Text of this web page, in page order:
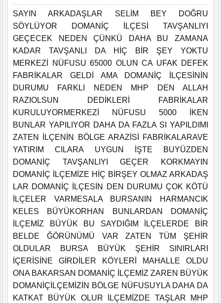
SAYIN ARKADAŞLAR SELİM BEY DOĞRU
SÖYLÜYOR DOMANİÇ İLÇESİ TAVŞANLIYI
GEÇECEK NEDEN ÇÜNKÜ DAHA BU ZAMANA
KADAR TAVŞANLI DA HİÇ BİR ŞEY YOKTU
MERKEZİ NÜFUSU 65000 OLUN CA UFAK DEFEK
FABRİKALAR GELDİ AMA DOMANİÇ İLÇESİNİN
DURUMU FARKLI NEDEN MHP DEN ALLAH
RAZIOLSUN DEDİKLERİ FABRİKALAR
KURULUYORMERKEZİ NÜFUSU 5000 İKEN
BUNLAR YAPILIYOR DAHA DA FAZLA SI YAPILDIMI
ZATEN İLÇENİN BÖLGE ARAZİSİ FABRİKALARAVE
YATIRIM CILARA UYGUN İŞTE BUYÜZDEN
DOMANİÇ TAVŞANLIYI GEÇER KORKMAYIN
DOMANİÇ İLÇEMİZE HİÇ BİRŞEY OLMAZ ARKADAŞ
LAR DOMANİÇ İLÇESİN DEN DURUMU ÇOK KÖTÜ
İLÇELER VARMESALA BURSANIN HARMANCIK
KELES BÜYÜKORHAN BUNLARDAN DOMANİÇ
İLÇEMİZ BÜYÜK BU SAYDIĞIM İLÇELERDE BİR
BELDE ĞÖRÜNÜMÜ VAR ZATEN TÜM ŞEHİR
OLDULAR BURSA BÜYÜK ŞEHİR SINIRLARI
İÇERİSİNE GİRDİLER KÖYLERİ MAHALLE OLDU
ONA BAKARSAN DOMANİÇ İLÇEMİZ ZAREN BÜYÜK
DOMANİÇİLÇEMİZİN BÖLGE NÜFUSUYLA DAHA DA
KATKAT BÜYÜK OLUR İLÇEMİZDE TAŞLAR MHP